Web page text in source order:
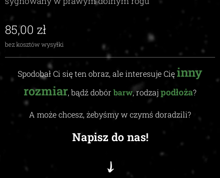
85,00 zł
bez kosztów wysyłki
Spodobał Ci się ten obraz, ale interesuje Cięinny
rozmiar, bądź dobór barw, rodzaj podłoża?
A może chcesz, żebyśmy w czymś doradzili?
Napisz do nas!